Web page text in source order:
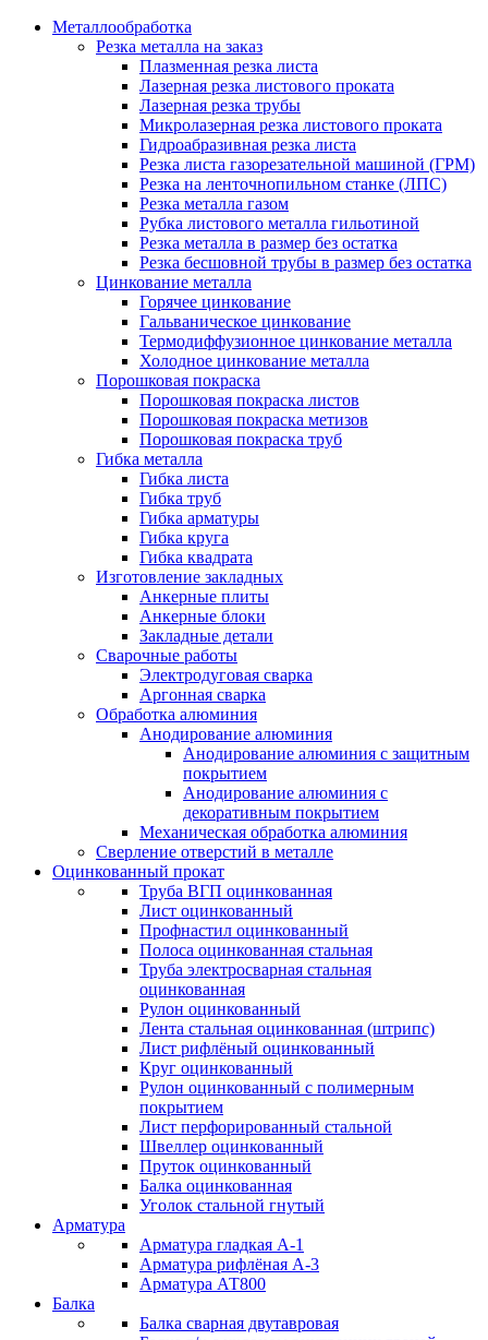
Металлообработка
Резка металла на заказ
Плазменная резка листа
Лазерная резка листового проката
Лазерная резка трубы
Микролазерная резка листового проката
Гидроабразивная резка листа
Резка листа газорезательной машиной (ГРМ)
Резка на ленточнопильном станке (ЛПС)
Резка металла газом
Рубка листового металла гильотиной
Резка металла в размер без остатка
Резка бесшовной трубы в размер без остатка
Цинкование металла
Горячее цинкование
Гальваническое цинкование
Термодиффузионное цинкование металла
Холодное цинкование металла
Порошковая покраска
Порошковая покраска листов
Порошковая покраска метизов
Порошковая покраска труб
Гибка металла
Гибка листа
Гибка труб
Гибка арматуры
Гибка круга
Гибка квадрата
Изготовление закладных
Анкерные плиты
Анкерные блоки
Закладные детали
Сварочные работы
Электродуговая сварка
Аргонная сварка
Обработка алюминия
Анодирование алюминия
Анодирование алюминия с защитным
покрытием
Анодирование алюминия с
декоративным покрытием
Механическая обработка алюминия
Сверление отверстий в металле
Оцинкованный прокат
Труба ВГП оцинкованная
Лист оцинкованный
Профнастил оцинкованный
Полоса оцинкованная стальная
Труба электросварная стальная
оцинкованная
Рулон оцинкованный
Лента стальная оцинкованная (штрипс)
Лист рифлёный оцинкованный
Круг оцинкованный
Рулон оцинкованный с полимерным
покрытием
Лист перфорированный стальной
Швеллер оцинкованный
Пруток оцинкованный
Балка оцинкованная
Уголок стальной гнутый
Арматура
Арматура гладкая А-1
Арматура рифлёная А-3
Арматура АТ800
Балка
Балка сварная двутавровая